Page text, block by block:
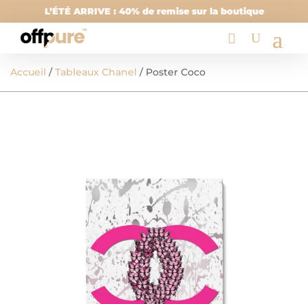
L’ÉTÉ ARRIVE : 40% de remise sur la boutique
Accueil /Tableaux Chanel / Poster Coco